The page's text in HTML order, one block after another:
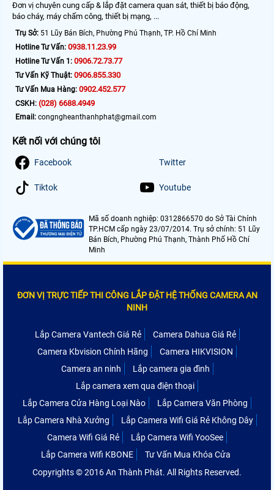
Đơn vị chuyên cung cấp & lắp đặt camera quan sát, thiết bị báo động,
báo cháy, máy chấm công, thiết bị mạng, ...
Trụ Sở: 51 Lũy Bán Bích, Phường Phú Thạnh, TP. Hồ Chí Minh
Hotline Tư Vấn: 0938.11.23.99
Hotline Tư Vấn 1: 0906.72.73.77
Tư Vấn Kỹ Thuật: 0906.855.330
Tư Vấn Mua Hàng: 0902.452.577
CSKH: (028) 6688.4949
Email: congngheanthanhphat@gmail.com
Kết nối với chúng tôi
Facebook Twitter
Tiktok Youtube
Mã số doanh nghiệp: 0312866570 do Sở Tài Chính
TP.HCM cấp ngày 23/07/2014. Trụ sở chính: 51 Lũy
Bán Bích, Phường Phú Thạnh, Thành Phố Hồ Chí
Minh
ĐƠN VỊ TRỰC TIẾP THI CÔNG LẮP ĐẶT HỆ THỐNG CAMERA AN
NINH
Lắp Camera Vantech Giá Rẻ
Camera Dahua Giá Rẻ
Camera Kbvision Chính Hãng
Camera HIKVISION
Camera an ninh
Lắp camera gia đình
Lắp camera xem qua điện thoại
Lắp Camera Cửa Hàng Loại Nào
Lắp Camera Văn Phòng
Lắp Camera Nhà Xưởng
Lắp Camera Wifi Giá Rẻ Không Dây
Camera Wifi Giá Rẻ
Lắp Camera Wifi YooSee
Lắp Camera Wifi KBONE
Tư Vấn Mua Khóa Cửa
Copyrights © 2016 An Thành Phát. All Rights Reserved.